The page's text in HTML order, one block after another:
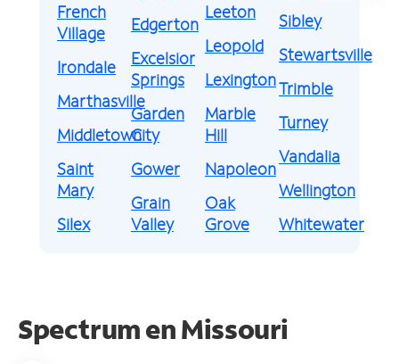
French
Village
Irondale
Marthasville
Middletown
Saint
Mary
Silex
Edgerton
Excelsior
Springs
Garden
City
Gower
Grain
Valley
Leeton
Leopold
Lexington
Marble
Hill
Napoleon
Oak
Grove
Sibley
Stewartsville
Trimble
Turney
Vandalia
Wellington
Whitewater
Spectrum enMissouri